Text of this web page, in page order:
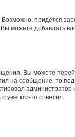
придётся
можете добавлять
Вы можете
на сообщение, то
администратор
уже кто-то ответил.